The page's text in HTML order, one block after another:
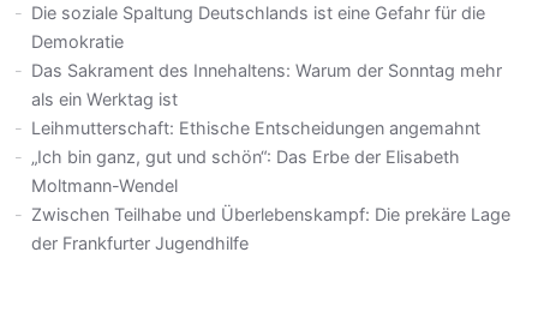
Die soziale Spaltung Deutschlands ist eine Gefahr für die
Demokratie
Das Sakrament des Innehaltens: Warum der Sonntag mehr
als ein Werktag ist
Leihmutterschaft: Ethische Entscheidungen angemahnt
„Ich bin ganz, gut und schön“: Das Erbe der Elisabeth
Moltmann-Wendel
Zwischen Teilhabe und Überlebenskampf: Die prekäre Lage
der Frankfurter Jugendhilfe